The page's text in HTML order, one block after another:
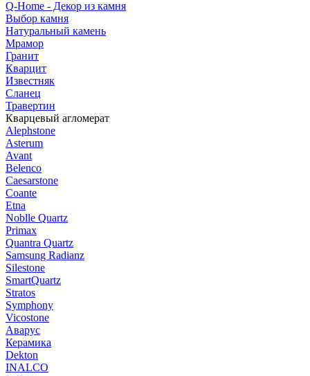
Q-Home - Декор из камня
Выбор камня
Натуральный камень
Мрамор
Гранит
Кварцит
Известняк
Сланец
Травертин
Кварцевый агломерат
Alephstone
Asterum
Avant
Belenco
Caesarstone
Coante
Etna
Noblle Quartz
Primax
Quantra Quartz
Samsung Radianz
Silestone
SmartQuartz
Stratos
Symphony
Vicostone
Аварус
Керамика
Dekton
INALCO